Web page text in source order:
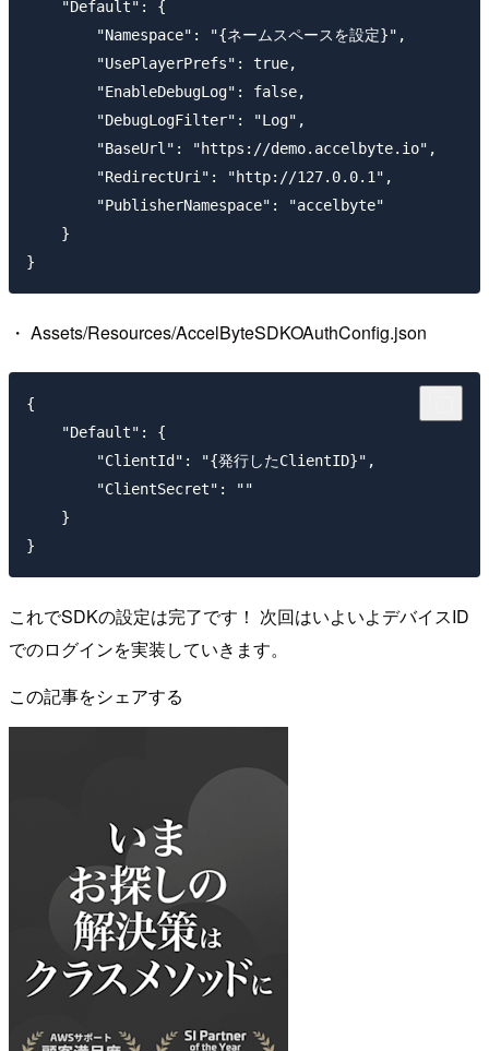
    "Default": {
        "Namespace": "{ネームスペースを設定}",
        "UsePlayerPrefs": true,
        "EnableDebugLog": false,
        "DebugLogFilter": "Log",
        "BaseUrl": "https://demo.accelbyte.io",
        "RedirectUri": "http://127.0.0.1",
        "PublisherNamespace": "accelbyte"
    }
・ Assets/Resources/AccelByteSDKOAuthConfig.json
{
    "Default": {
        "ClientId": "{発行したClientID}",
        "ClientSecret": ""
    }
これでSDKの設定は完了です！ 次回はいよいよデバイスID
でのログインを実装していきます。
この記事をシェアする